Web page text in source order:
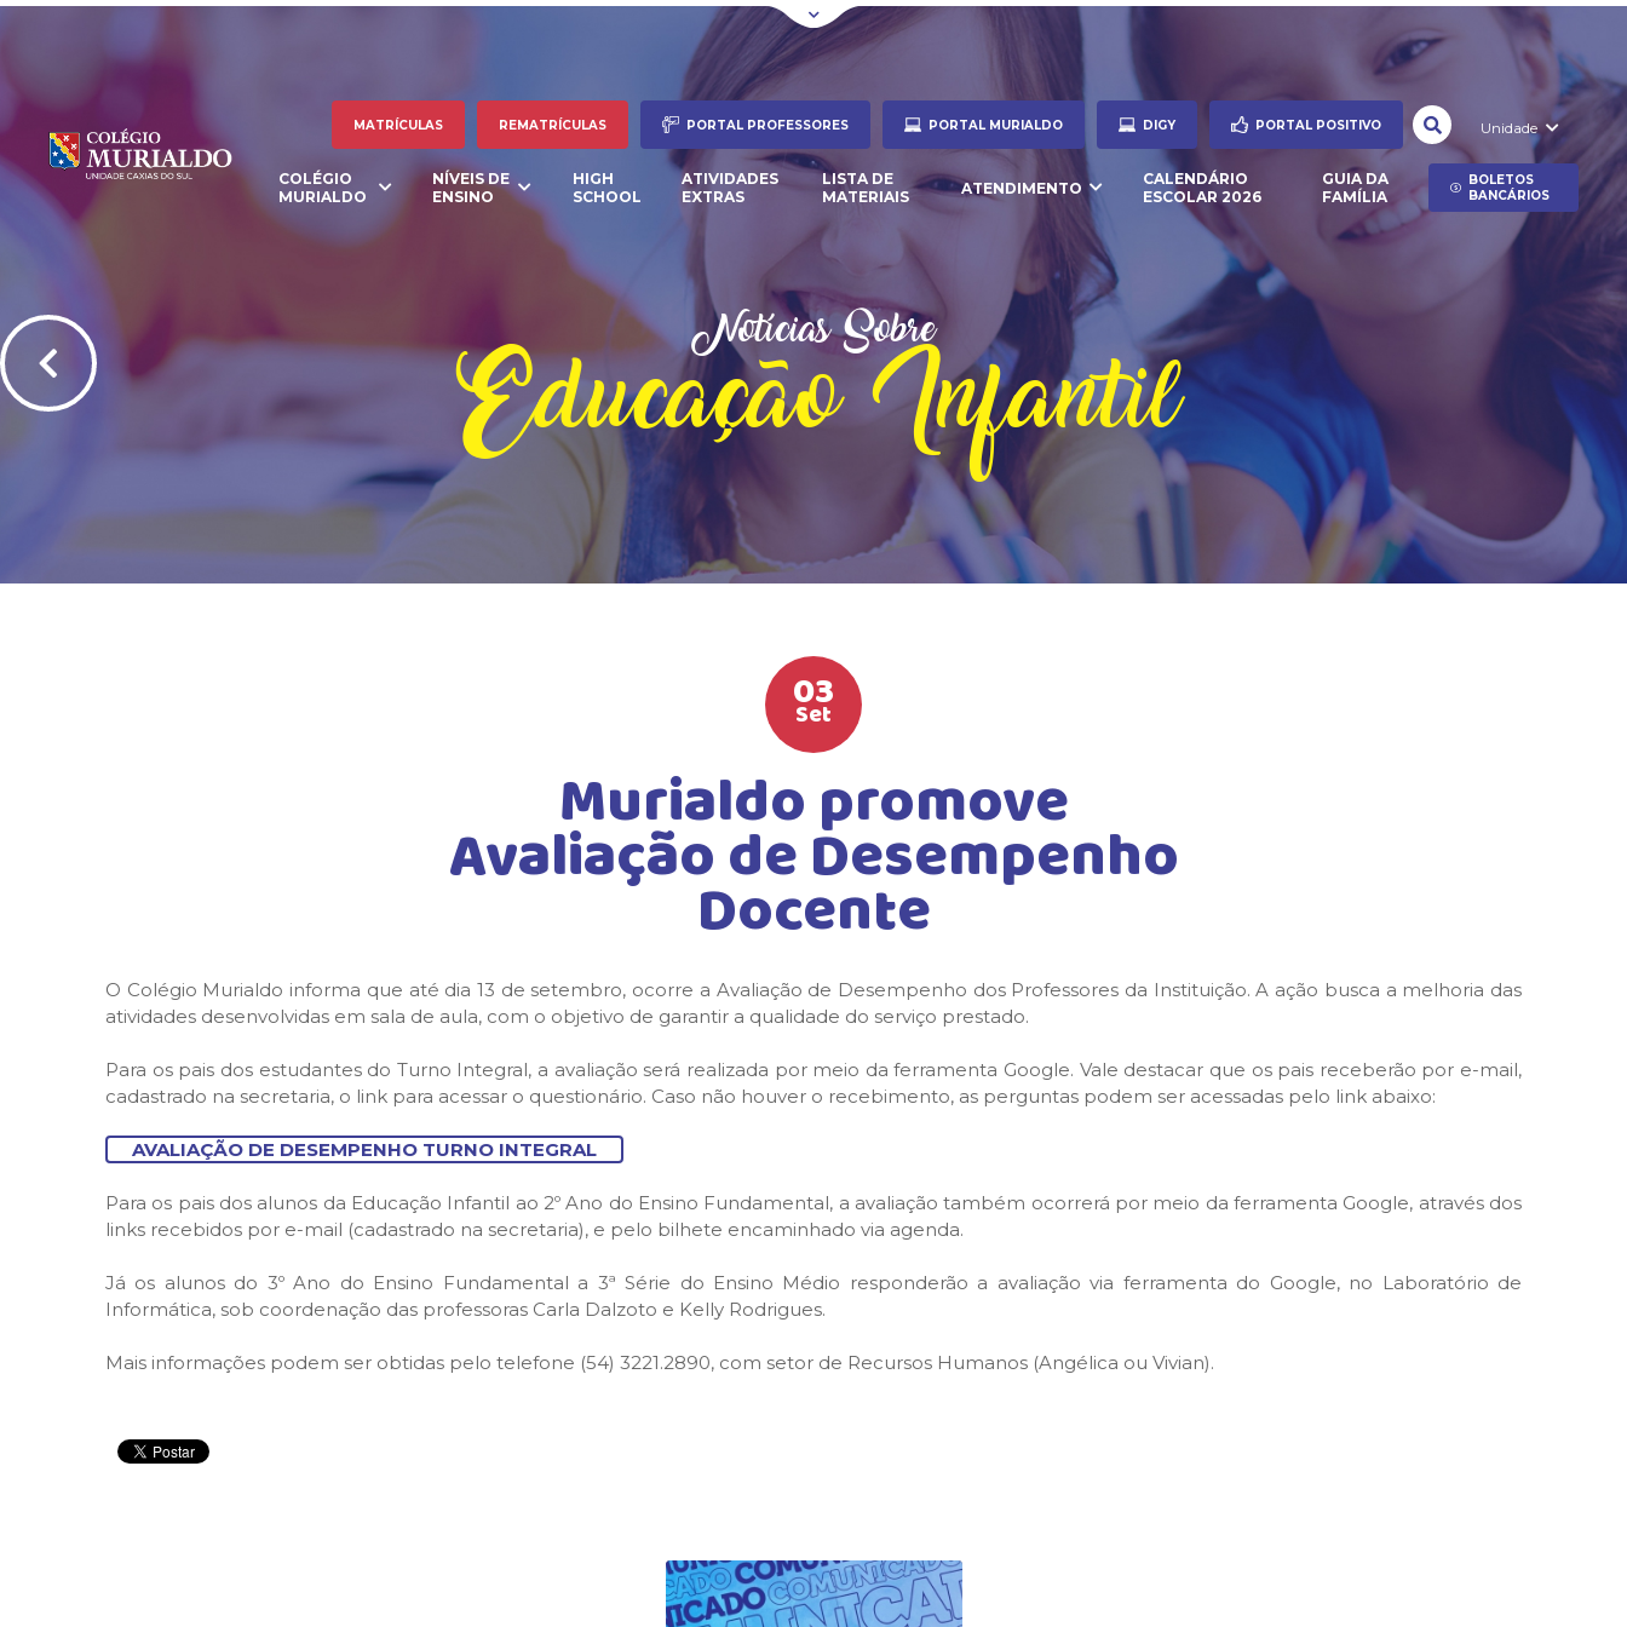
MATRÍCULAS REMATRÍCULAS PORTAL PROFESSORES PORTAL MURIALDO DIGY PORTAL POSITIVO Unidade
COLÉGIO
MURIALDO
NÍVEIS DE
ENSINO
HIGH
SCHOOL
ATIVIDADES
EXTRAS
LISTA DE
MATERIAIS
ATENDIMENTO
CALENDÁRIO
ESCOLAR 2026
GUIA DA
FAMÍLIA
BOLETOS
BANCÁRIOS
Notícias Sobre
Educação Infantil
03
Set
Murialdo promove
Avaliação de Desempenho
Docente
O Colégio Murialdo informa que até dia 13 de setembro, ocorre a Avaliação de Desempenho dos Professores da Instituição. A ação busca a melhoria das
atividades desenvolvidas em sala de aula, com o objetivo de garantir a qualidade do serviço prestado.
Para os pais dos estudantes do Turno Integral, a avaliação será realizada por meio da ferramenta Google. Vale destacar que os pais receberão por e-mail,
cadastrado na secretaria, o link para acessar o questionário. Caso não houver o recebimento, as perguntas podem ser acessadas pelo link abaixo:
AVALIAÇÃO DE DESEMPENHO TURNO INTEGRAL
Para os pais dos alunos da Educação Infantil ao 2º Ano do Ensino Fundamental, a avaliação também ocorrerá por meio da ferramenta Google, através dos
links recebidos por e-mail (cadastrado na secretaria), e pelo bilhete encaminhado via agenda.
Já os alunos do 3º Ano do Ensino Fundamental a 3ª Série do Ensino Médio responderão a avaliação via ferramenta do Google, no Laboratório de
Informática, sob coordenação das professoras Carla Dalzoto e Kelly Rodrigues.
Mais informações podem ser obtidas pelo telefone (54) 3221.2890, com setor de Recursos Humanos (Angélica ou Vivian).